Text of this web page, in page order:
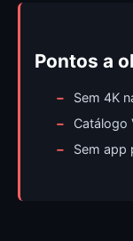
Pontos a
Sem 4K
Catálogo
Sem app